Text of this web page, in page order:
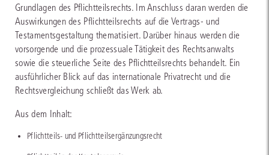
Grundlagen des Pflichtteilsrechts. Im Anschluss daran werden die
Auswirkungen des Pflichtteilsrechts auf die Vertrags- und
Testamentsgestaltung thematisiert. Darüber hinaus werden die
vorsorgende und die prozessuale Tätigkeit des Rechtsanwalts
sowie die steuerliche Seite des Pflichtteilsrechts behandelt. Ein
ausführlicher Blick auf das internationale Privatrecht und die
Rechtsvergleichung schließt das Werk ab.
Aus dem Inhalt:
Pflichtteils- und Pflichtteilsergänzungsrecht